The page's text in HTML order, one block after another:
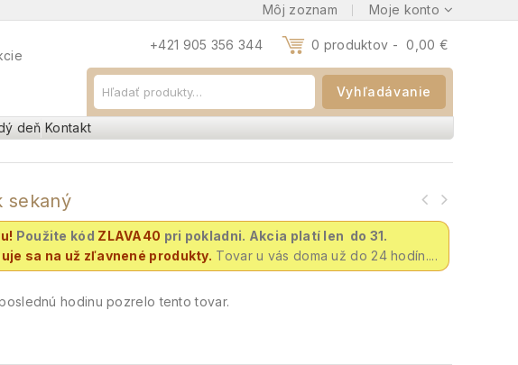
Môj zoznam Moje konto
+421 905 356 344 0 produktov - 0,00 €
Vyhľadávanie
deň Kontakt
sekaný
! Použite kód ZLAVA40 pri pokladni. Akcia platí len do 31.
sa na už zľavnené produkty. Tovar u vás doma už do 24 hodín....
hodinu pozrelo tento tovar.